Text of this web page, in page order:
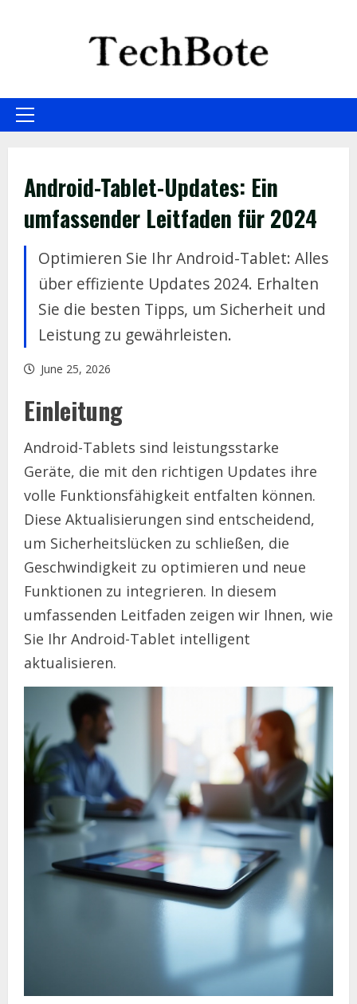
Primary
Android-Tablet-Updates: Ein
umfassender Leitfaden für 2024
Optimieren Sie Ihr Android-Tablet: Alles
über effiziente Updates 2024. Erhalten
Sie die besten Tipps, um Sicherheit und
Leistung zu gewährleisten.
June 25, 2026
Einleitung
Android-Tablets sind leistungsstarke
Geräte, die mit den richtigen Updates ihre
volle Funktionsfähigkeit entfalten können.
Diese Aktualisierungen sind entscheidend,
um Sicherheitslücken zu schließen, die
Geschwindigkeit zu optimieren und neue
Funktionen zu integrieren. In diesem
umfassenden Leitfaden zeigen wir Ihnen, wie
Sie Ihr Android-Tablet intelligent
aktualisieren.